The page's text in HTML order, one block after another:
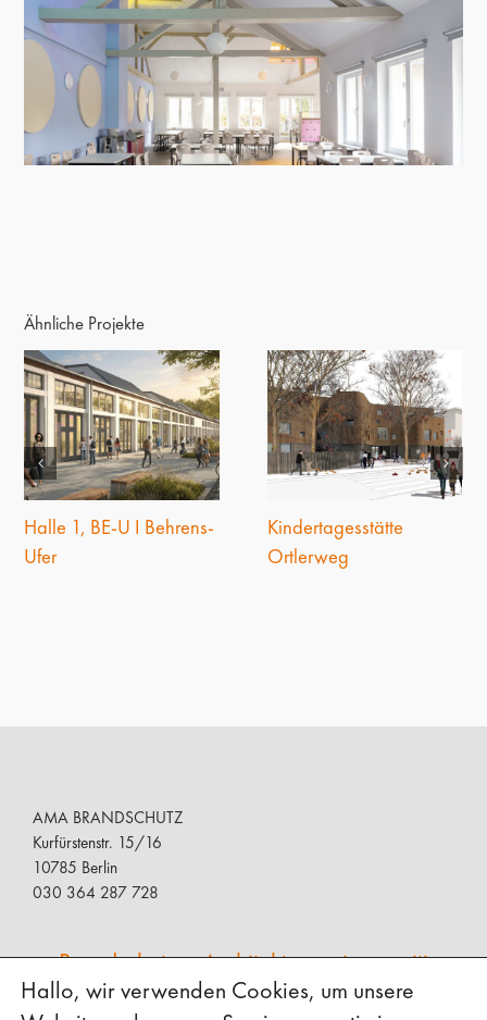
Ähnliche Projekte
Halle 1, BE-U I Behrens-
Ufer
Kindertagesstätte
Ortlerweg
AMA BRANDSCHUTZ
Kurfürstenstr. 15/16
10785 Berlin
030 364 287 728
Brandschutz + Architektur = eine positive
Ergänzung
Hallo, wir verwenden Cookies, um unsere